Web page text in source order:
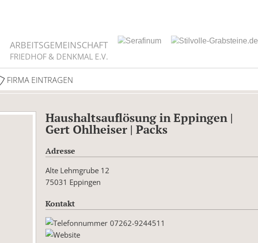
ARBEITSGEMEINSCHAFT
FRIEDHOF & DENKMAL E.V.
FIRMA EINTRAGEN
Haushaltsauflösung in Eppingen |
Gert Ohlheiser | Packs
Adresse
Alte Lehmgrube 12
75031 Eppingen
Kontakt
07262-9244511